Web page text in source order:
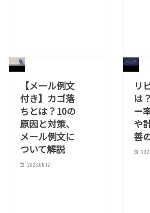
【メール例文
付き】カゴ落
ちとは？10の
原因と対策、
メール例文に
ついて解説
2023.06.12
リ
は
ー
や
善